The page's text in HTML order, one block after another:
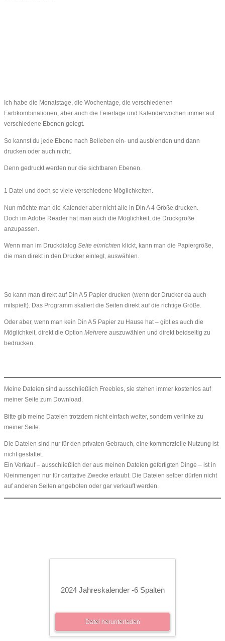
Ich habe die Monatstage, die Wochentage, die verschiedenen
Farbkombinationen, aber auch die Feiertage und Kalenderwochen immer auf
verschiedene Ebenen gelegt.
So kannst du jede Ebene nach Belieben ein- und ausblenden und dann
drucken oder auch nicht.
Denn gedruckt werden nur die sichtbaren Ebenen.
1 Datei und doch so viele verschiedene Möglichkeiten.
Nun möchte man die Kalender aber nicht alle in Din A 4 Größe drucken.
Doch im Adobe Reader hat man auch die Möglichkeit, die Druckgröße
anzupassen.
Wenn man im Druckdialog Seite einrichten klickt, kann man die Papiergröße,
die man direkt in den Drucker einlegt, auswählen.
So kann man direkt auf Din A 5 Papier drucken (wenn der Drucker da auch
mitspielt). Das Programm skaliert die Seiten direkt auf die richtige Größe.
Oder aber, wenn man kein Din A 5 Papier zu Hause hat – gibt es auch die
Möglichkeit, direkt die Option Mehrere auszuwählen und direkt beidseitig zu
bedrucken.
Meine Dateien sind ausschließlich Freebies, sie stehen immer kostenlos auf
meiner Seite zum Download.
Bitte gib meine Dateien trotzdem nicht einfach weiter, sondern verlinke zu
meiner Seite.
Die Dateien sind nur für den privaten Gebrauch, eine kommerzielle Nutzung ist
nicht gestattet.
Ein Verkauf – ausschließlich der aus meinen Dateien gefertigten Dinge – ist in
Kleinmengen nur für caritative Zwecke erlaubt. Die Dateien selber dürfen nicht
auf anderen Seiten angeboten oder gar verkauft werden.
2024 Jahreskalender -6 Spalten
Datei herunterladen